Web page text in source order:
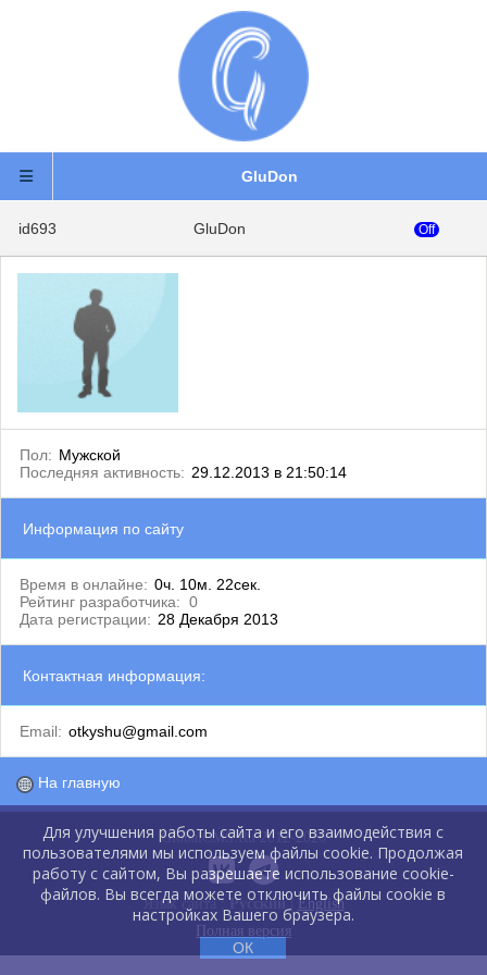
GluDon
id693 GluDon Off
Пол: Мужской
Последняя активность: 29.12.2013 в 21:50:14
Информация по сайту
Время в онлайне: 0ч. 10м. 22сек.
Рейтинг разработчика: 0
Дата регистрации: 28 Декабря 2013
Контактная информация:
Email: otkyshu@gmail.com
На главную
GlobalCMS.Ru 2012-2026
Язык сайта :Русский| English
Полная версия
Для улучшения работы сайта и его взаимодействия с
пользователями мы используем файлы cookie. Продолжая
работу с сайтом, Вы разрешаете использование cookie-
файлов. Вы всегда можете отключить файлы cookie в
настройках Вашего браузера.
ОК